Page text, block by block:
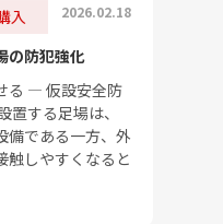
入 2026.02.18
の防犯強化
る ― 仮設安全防
置する足場は、
備である一方、外
触しやすくなると